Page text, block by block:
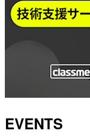
EVENTS